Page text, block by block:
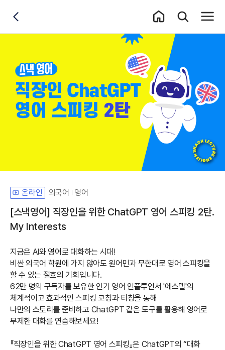
통합검색 레이
전체
뒤로가기
온라인 외국어 영어
[스낵영어] 직장인을 위한 ChatGPT 영어 스피킹 2탄.
My Interests
지금은 AI와 영어로 대화하는 시대!
비싼 외국어 학원에 가지 않아도 원어민과 무한대로 영어 스피킹을
할 수 있는 절호의 기회입니다.
62만 명의 구독자를 보유한 인기 영어 인플루언서 '에스텔'의
체계적이고 효과적인 스피킹 코칭과 티칭을 통해
나만의 스토리를 준비하고 ChatGPT 같은 도구를 활용해 영어로
무제한 대화를 연습해보세요!
『직장인을 위한 ChatGPT 영어 스피킹』은 ChatGPT의 “대화